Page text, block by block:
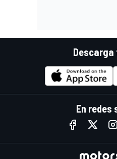
Descarga
En redes